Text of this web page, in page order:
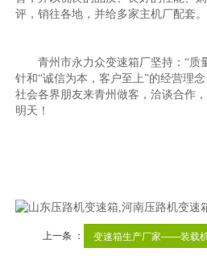
评，销往各地，并给多家主机厂配
青州市永力众变速箱厂坚持：“质
针和“诚信为本，客户至上”的经营理
社会各界朋友来青州做客，洽谈合作
明天！
上一条 ： 变速箱生产厂家——装载